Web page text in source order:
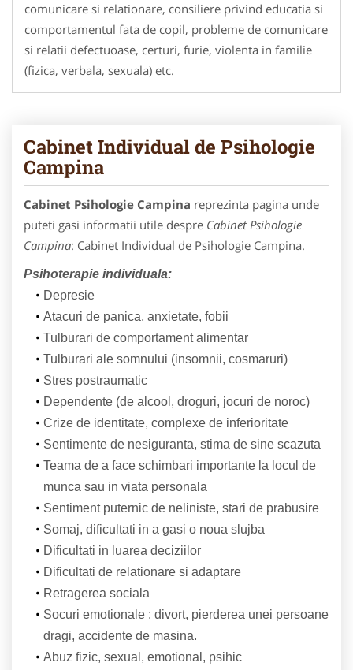
comunicare si relationare, consiliere privind educatia si
comportamentul fata de copil, probleme de comunicare
si relatii defectuoase, certuri, furie, violenta in familie
(fizica, verbala, sexuala) etc.
Cabinet Individual de Psihologie
Campina
Cabinet Psihologie Campina reprezinta pagina unde
puteti gasi informatii utile despre Cabinet Psihologie
Campina: Cabinet Individual de Psihologie Campina.
Psihoterapie individuala:
Depresie
Atacuri de panica, anxietate, fobii
Tulburari de comportament alimentar
Tulburari ale somnului (insomnii, cosmaruri)
Stres postraumatic
Dependente (de alcool, droguri, jocuri de noroc)
Crize de identitate, complexe de inferioritate
Sentimente de nesiguranta, stima de sine scazuta
Teama de a face schimbari importante la locul de
munca sau in viata personala
Sentiment puternic de neliniste, stari de prabusire
Somaj, dificultati in a gasi o noua slujba
Dificultati in luarea deciziilor
Dificultati de relationare si adaptare
Retragerea sociala
Socuri emotionale : divort, pierderea unei persoane
dragi, accidente de masina.
Abuz fizic, sexual, emotional, psihic